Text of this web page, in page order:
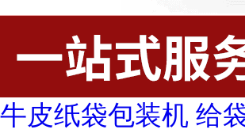
牛皮纸袋包装机 给